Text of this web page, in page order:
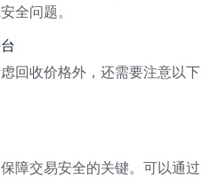
全问题。
回收价格外，还需要注意以下
障交易安全的关键。可以通过